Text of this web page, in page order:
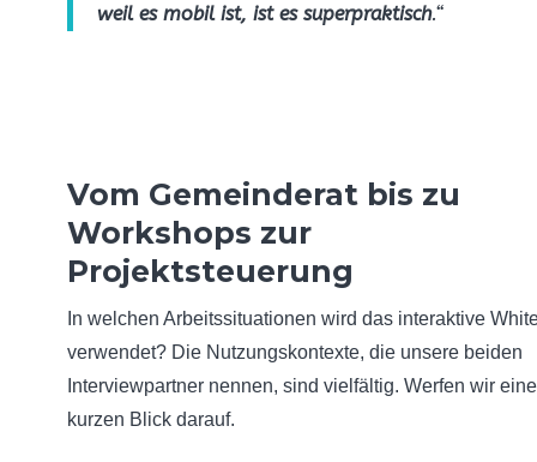
weil es mobil ist, ist es superpraktisch.“
Vom Gemeinderat bis zu
Workshops zur
Projektsteuerung
In welchen Arbeitssituationen wird das interaktive
verwendet? Die Nutzungskontexte, die unsere beiden
Interviewpartner nennen, sind vielfältig. Werfen wir
kurzen Blick darauf.